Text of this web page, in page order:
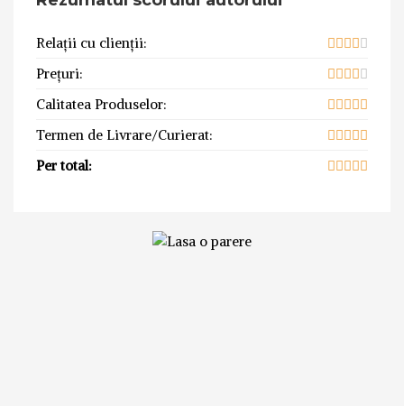
Relații cu clienții:
Prețuri:
Calitatea Produselor:
Termen de Livrare/Curierat:
Per total: